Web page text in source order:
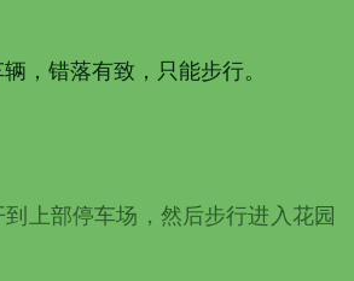
，错落有致，只能步行。
上部停车场，然后步行进入花园